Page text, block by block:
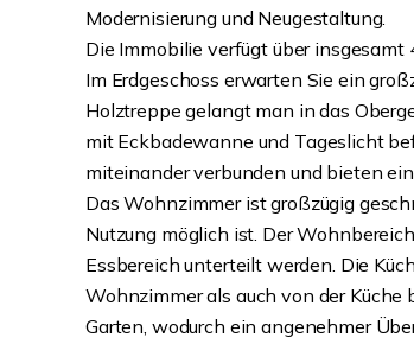
Modernisierung und Neugestaltung.
Die Immobilie verfügt über insgesamt
Im Erdgeschoss erwarten Sie ein
Holztreppe gelangt man in das
mit Eckbadewanne und Tageslicht
miteinander verbunden und bieten
Das Wohnzimmer ist großzügig
Nutzung möglich ist. Der
Essbereich unterteilt werden. Die
Wohnzimmer als auch von der
Garten, wodurch ein angenehmer